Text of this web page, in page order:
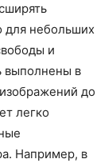
для небольших
и
выполнены в
до
легко
Например, в